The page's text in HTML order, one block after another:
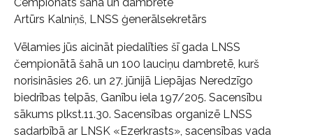
Artūrs Kalniņš, LNSS ģenerālsekretārs
Vēlamies jūs aicināt piedalīties šī gada LNSS
čempionātā šahā un 100 lauciņu dambretē, kurš
norisināsies 26. un 27. jūnijā Liepājas Neredzīgo
biedrības telpās, Ganību iela 197/205. Sacensību
sākums plkst.11.30. Sacensības organizē LNSS
sadarbībā ar LNSK «Ezerkrasts», sacensības vada